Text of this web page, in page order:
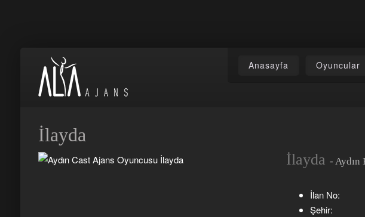
Anasayfa Oyuncular
İlayda
İlayda- Aydın
İlan No:
Şehir: